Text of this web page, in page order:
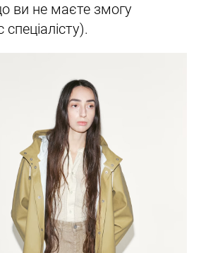
ви не маєте змогу